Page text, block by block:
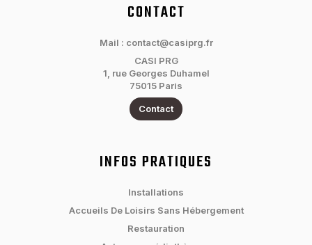
CONTACT
Mail : contact@casiprg.fr
CASI PRG
1, rue Georges Duhamel
75015 Paris
Contact
INFOS PRATIQUES
Installations
Accueils De Loisirs Sans Hébergement
Restauration